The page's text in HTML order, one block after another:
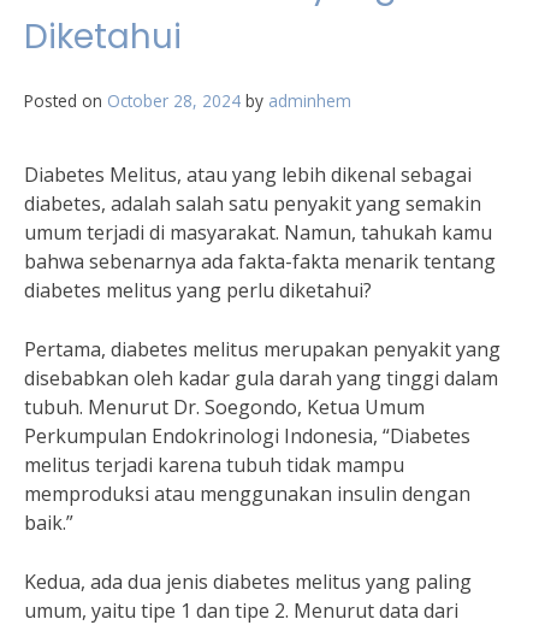
Diketahui
Posted on October 28, 2024 by adminhem
Diabetes Melitus, atau yang lebih dikenal sebagai
diabetes, adalah salah satu penyakit yang semakin
umum terjadi di masyarakat. Namun, tahukah kamu
bahwa sebenarnya ada fakta-fakta menarik tentang
diabetes melitus yang perlu diketahui?
Pertama, diabetes melitus merupakan penyakit yang
disebabkan oleh kadar gula darah yang tinggi dalam
tubuh. Menurut Dr. Soegondo, Ketua Umum
Perkumpulan Endokrinologi Indonesia, “Diabetes
melitus terjadi karena tubuh tidak mampu
memproduksi atau menggunakan insulin dengan
baik.”
Kedua, ada dua jenis diabetes melitus yang paling
umum, yaitu tipe 1 dan tipe 2. Menurut data dari